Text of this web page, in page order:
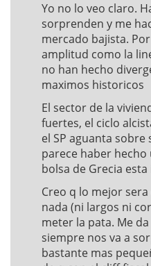
Yo no lo veo claro.
sorprenden y me
mercado bajista.
amplitud como la
no han hecho
maximos historicos
El sector de la
fuertes, el ciclo
el SP aguanta sobre
parece haber
bolsa de Grecia
Creo q lo mejor
nada (ni largos ni
meter la pata. Me
siempre nos va a
bastante mas